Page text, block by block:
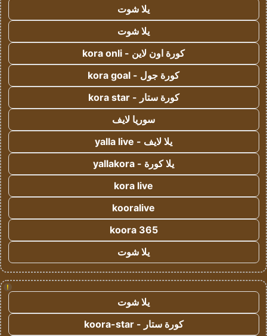
يلا شوت
يلا شوت
كورة اون لاين - kora onli
كورة جول - kora goal
كورة ستار - kora star
سوريا لايف
يلا لايف - yalla live
يلا كورة - yallakora
kora live
kooralive
koora 365
يلا شوت
!
يلا شوت
كورة ستار - koora-star